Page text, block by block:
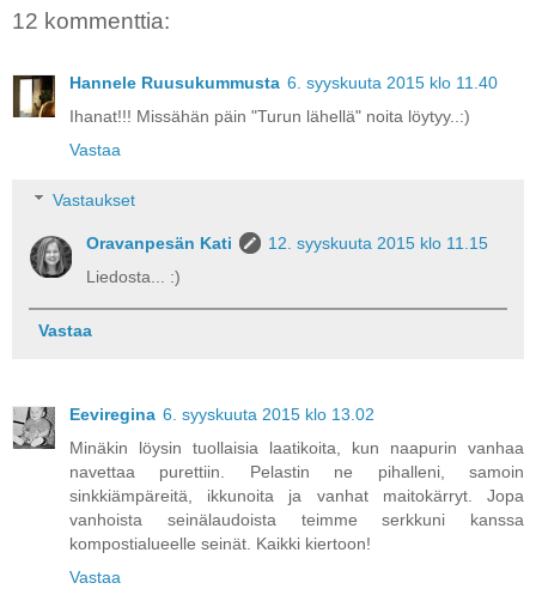
12 kommenttia:
Hannele Ruusukummusta 6. syyskuuta 2015 klo 11.40
Ihanat!!! Missähän päin "Turun lähellä" noita löytyy..:)
Vastaa
Vastaukset
Oravanpesän Kati
12. syyskuuta 2015 klo 11.15
Liedosta... :)
Vastaa
Eeviregina 6. syyskuuta 2015 klo 13.02
Minäkin löysin tuollaisia laatikoita, kun naapurin vanhaa
navettaa purettiin. Pelastin ne pihalleni, samoin
sinkkiämpäreitä, ikkunoita ja vanhat maitokärryt. Jopa
vanhoista seinälaudoista teimme serkkuni kanssa
kompostialueelle seinät. Kaikki kiertoon!
Vastaa